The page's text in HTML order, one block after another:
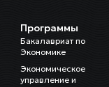
Программы
Бакалавриат по
Экономике
Экономическое
управление и